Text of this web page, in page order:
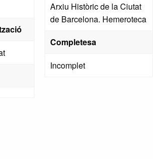
Arxiu Històric de la Ciutat
de Barcelona. Hemeroteca
Completesa
Incomplet